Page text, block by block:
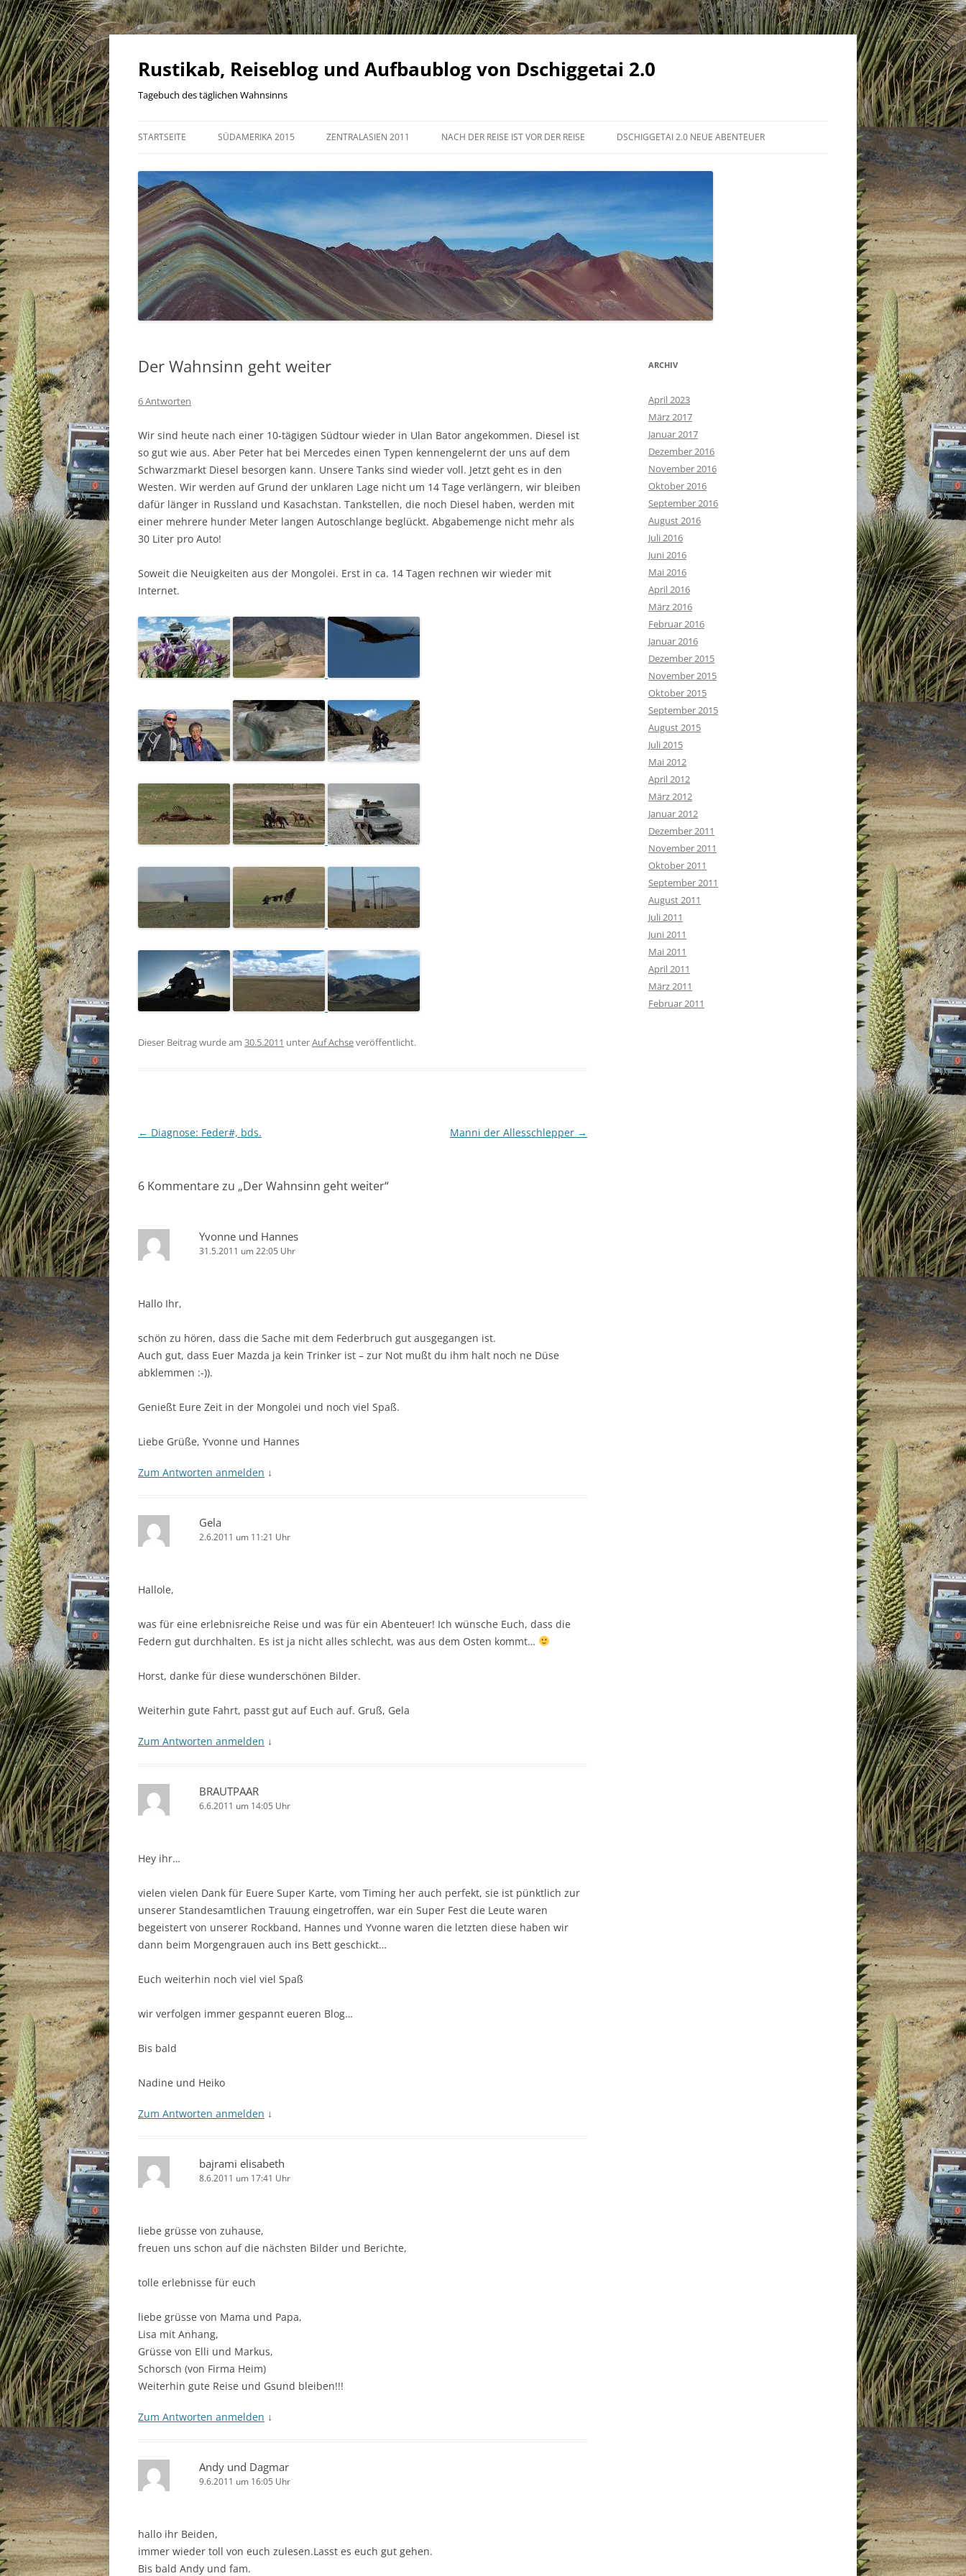
Zum
Rustikab, Reiseblog und Aufbaublog von Dschiggetai 2.0
Tagebuch des täglichen Wahnsinns
STARTSEITE SÜDAMERIKA 2015 ZENTRALASIEN 2011 NACH DER REISE IST VOR DER REISE DSCHIGGETAI 2.0 NEUE ABENTEUER
Der Wahnsinn geht weiter
6 Antworten
Wir sind heute nach einer 10-tägigen Südtour wieder in Ulan Bator angekommen. Diesel ist
so gut wie aus. Aber Peter hat bei Mercedes einen Typen kennengelernt der uns auf dem
Schwarzmarkt Diesel besorgen kann. Unsere Tanks sind wieder voll. Jetzt geht es in den
Westen. Wir werden auf Grund der unklaren Lage nicht um 14 Tage verlängern, wir bleiben
dafür länger in Russland und Kasachstan. Tankstellen, die noch Diesel haben, werden mit
einer mehrere hunder Meter langen Autoschlange beglückt. Abgabemenge nicht mehr als
30 Liter pro Auto!
Soweit die Neuigkeiten aus der Mongolei. Erst in ca. 14 Tagen rechnen wir wieder mit
Internet.
Dieser Beitrag wurde am 30.5.2011 unterAuf Achseveröffentlicht.
Beitragsnavigation
← Diagnose: Feder#, bds. Manni der Allesschlepper →
6 Kommentare zu „Der Wahnsinn geht weiter“
Yvonne und Hannes
31.5.2011 um 22:05 Uhr
Hallo Ihr,
schön zu hören, dass die Sache mit dem Federbruch gut ausgegangen ist.
Auch gut, dass Euer Mazda ja kein Trinker ist – zur Not mußt du ihm halt noch ne Düse
abklemmen :-)).
Genießt Eure Zeit in der Mongolei und noch viel Spaß.
Liebe Grüße, Yvonne und Hannes
Zum Antworten anmelden ↓
Gela
2.6.2011 um 11:21 Uhr
Hallole,
was für eine erlebnisreiche Reise und was für ein Abenteuer! Ich wünsche Euch, dass die
Federn gut durchhalten. Es ist ja nicht alles schlecht, was aus dem Osten kommt…
Horst, danke für diese wunderschönen Bilder.
Weiterhin gute Fahrt, passt gut auf Euch auf. Gruß, Gela
Zum Antworten anmelden ↓
BRAUTPAAR
6.6.2011 um 14:05 Uhr
Hey ihr…
vielen vielen Dank für Euere Super Karte, vom Timing her auch perfekt, sie ist pünktlich zur
unserer Standesamtlichen Trauung eingetroffen, war ein Super Fest die Leute waren
begeistert von unserer Rockband, Hannes und Yvonne waren die letzten diese haben wir
dann beim Morgengrauen auch ins Bett geschickt…
Euch weiterhin noch viel viel Spaß
wir verfolgen immer gespannt eueren Blog…
Bis bald
Nadine und Heiko
Zum Antworten anmelden ↓
bajrami elisabeth
8.6.2011 um 17:41 Uhr
liebe grüsse von zuhause,
freuen uns schon auf die nächsten Bilder und Berichte,
tolle erlebnisse für euch
liebe grüsse von Mama und Papa,
Lisa mit Anhang,
Grüsse von Elli und Markus,
Schorsch (von Firma Heim)
Weiterhin gute Reise und Gsund bleiben!!!
Zum Antworten anmelden ↓
Andy und Dagmar
9.6.2011 um 16:05 Uhr
hallo ihr Beiden,
immer wieder toll von euch zulesen.Lasst es euch gut gehen.
Bis bald Andy und fam.
ARCHIV
April 2023
März 2017
Januar 2017
Dezember 2016
November 2016
Oktober 2016
September 2016
August 2016
Juli 2016
Juni 2016
Mai 2016
April 2016
März 2016
Februar 2016
Januar 2016
Dezember 2015
November 2015
Oktober 2015
September 2015
August 2015
Juli 2015
Mai 2012
April 2012
März 2012
Januar 2012
Dezember 2011
November 2011
Oktober 2011
September 2011
August 2011
Juli 2011
Juni 2011
Mai 2011
April 2011
März 2011
Februar 2011